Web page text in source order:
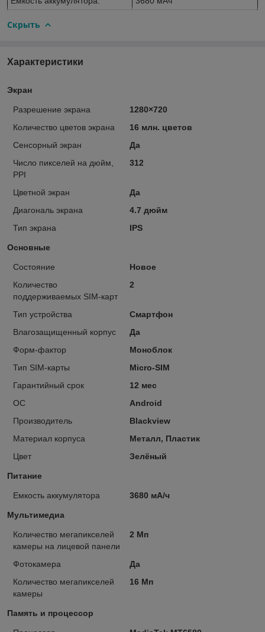
Скрыть
Характеристики
Экран
Разрешение экрана
1280×720
Количество цветов экрана
16 млн. цветов
Сенсорный экран
Да
Число пикселей на дюйм,
PPI
312
Цветной экран
Да
Диагональ экрана
4.7 дюйм
Тип экрана
IPS
Основные
Состояние
Новое
Количество
поддерживаемых SIM-карт
2
Тип устройства
Смартфон
Влагозащищенный корпус
Да
Форм-фактор
Моноблок
Тип SIM-карты
Micro-SIM
Гарантийный срок
12 мес
ОС
Android
Производитель
Blackview
Материал корпуса
Металл, Пластик
Цвет
Зелёный
Питание
Емкость аккумулятора 3680 мА/ч
Мультимедиа
Количество мегапикселей
камеры на лицевой панели
2 Мп
Фотокамера
Да
Количество мегапикселей
камеры
16 Мп
Память и процессор